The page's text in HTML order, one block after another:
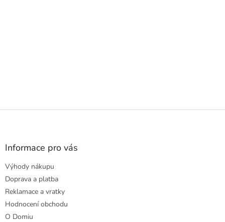
Z
Informace pro vás
Výhody nákupu
Doprava a platba
Reklamace a vratky
Hodnocení obchodu
O Domiu